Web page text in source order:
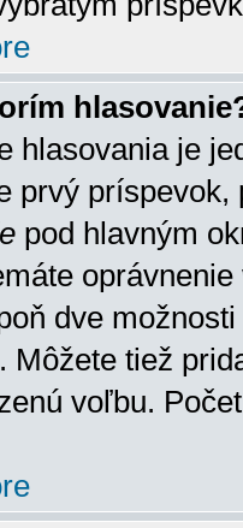
hlasovania je
prvý
pod hlavným
dve
Môžete tiež
voľbu.